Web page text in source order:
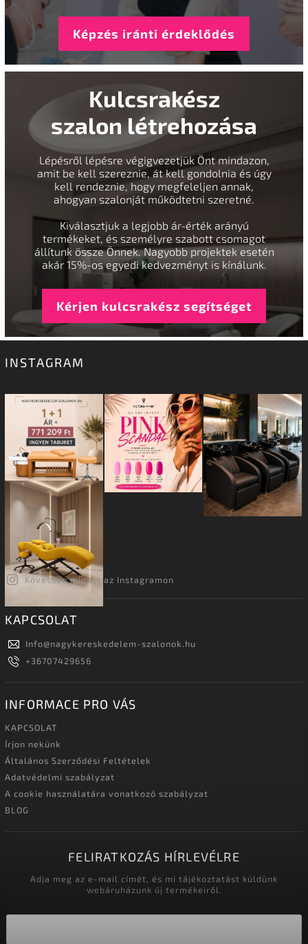
Képzés iránti érdeklődés
Kulcsrakész
szalon létrehozása
Lépésről lépésre végigvezetjük Önt mindazon,
amit be kell szereznie, át kell gondolnia és úgy
kell rendeznie, hogy megfeleljen annak,
ahogyan szalonját működtetni szeretné.
Kiválasztjuk a legjobb ár-érték arányú
termékeket, és személyre szabott csomagot
állítunk össze Önnek. Nagyobb projektek esetén
akár 15%-os egyedi kedvezményt is kínálunk.
Kérjen kulcsrakész segítséget
INSTAGRAM
Kövessen minket az Instagramon
KAPCSOLAT
Info@nagykereskedelem-szalonok.hu
+36707429656
INFORMACE PRO VÁS
KAPCSOLAT
Írjon nekünk
Általános Szerződési Feltételek
Adatvédelmi szabályzat
A cookie használatára vonatkozó szabályzat
BLOG
FELIRATKOZÁS HÍRLEVÉLRE
Adja meg az e-mail címét, és mi tájékoztatást küldünk
webáruházunk új termékeiről.